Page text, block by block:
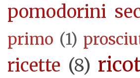
pomodorini
primo (1)
ricette (8)